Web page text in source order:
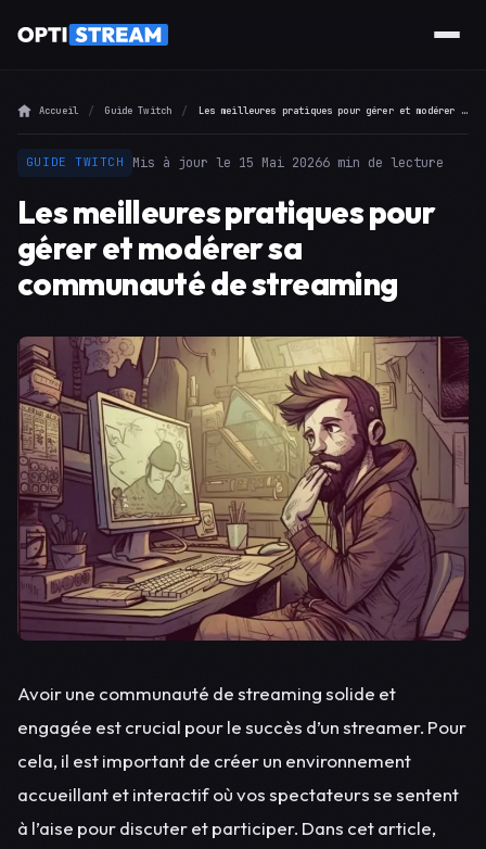
Accueil Guide Twitch Les meilleures pratiques pour gérer et modérer sa communauté de streaming
GUIDE TWITCH Mis à jour le 15 Mai 20266 min de lecture
Les meilleures pratiques pour
gérer et modérer sa
communauté de streaming
Avoir une communauté de streaming solide et
engagée est crucial pour le succès d’un streamer. Pour
cela, il est important de créer un environnement
accueillant et interactif où vos spectateurs se sentent
à l’aise pour discuter et participer. Dans cet article,